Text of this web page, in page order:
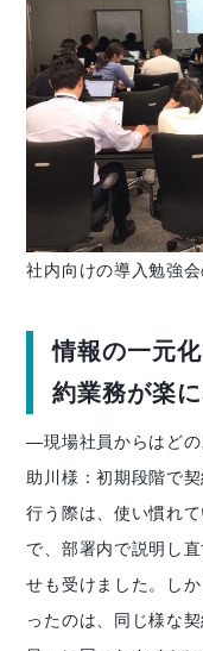
社内向けの導入勉強
情報の一元
約業務が楽
―現場社員からはど
助川様：初期段階で
行う際は、使い慣れ
で、部署内で説明し
せも受けました。し
ったのは、同じ様な